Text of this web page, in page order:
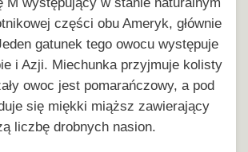
części obu Ameryk, głównie
gatunek tego owocu występuje
i Azji. Miechunka przyjmuje kolisty
owoc jest pomarańczowy, a pod
się miękki miąższ zawierający
liczbę drobnych nasion.